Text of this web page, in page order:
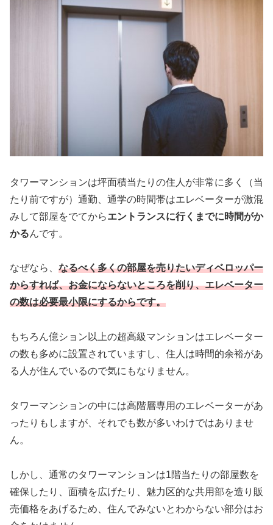
タワーマンションは坪面積当たりの住人が非常に多く（当
たり前ですが）通勤、通学の時間帯はエレベーターが激混
みして部屋をでてからエントランスに行くまでに時間がか
かるんです。
なぜなら、 なるべく多くの部屋を売りたいディベロッパー
からすれば、お金にならないところを削り、エレベーター
の数は必要最小限にするからです。
もちろん億ション以上の超高級マンションはエレベーター
の数も多めに設置されていますし、住人は時間的余裕があ
る人が住んでいるので気にもなりません。
タワーマンションの中には高階層専用のエレベーターがあ
ったりもしますが、それでも数が多いわけではありませ
ん。
しかし、通常のタワーマンションは1階当たりの部屋数を
確保したり、面積を広げたり、魅力区的な共用部を造り販
売価格をあげるため、住んでみないとわからない部分はお